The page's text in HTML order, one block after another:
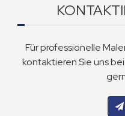
Für professionelle
kontaktieren Sie uns